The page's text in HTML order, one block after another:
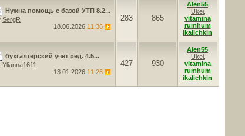
Нужна помощь с базой УТП 8.2...
SergR
18.06.2026 11:36
283 865
Alen55
Ukei
vitamina,
rumhum
ikalichkin
бухгалтерский учет ред. 4.5...
Ylianna1611
13.01.2026 11:26
427 930
Alen55
Ukei
vitamina,
rumhum
ikalichkin